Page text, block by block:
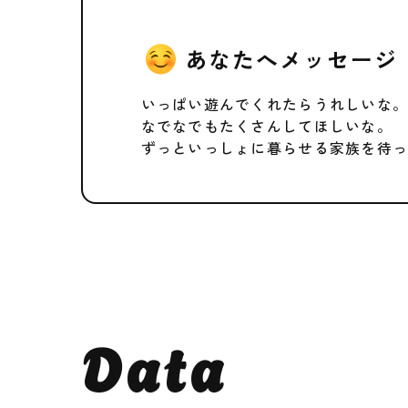
あなたへメッセージ
いっぱい遊んでくれたらうれしいな。
なでなでもたくさんしてほしいな。
ずっといっしょに暮らせる家族を待っ
Data